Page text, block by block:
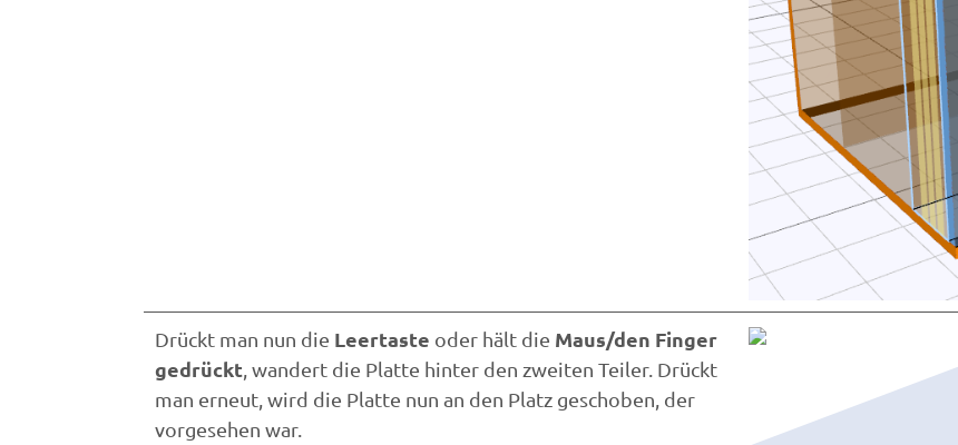
Drückt man nun die Leertaste oder hält die Maus/den Finger
gedrückt , wandert die Platte hinter den zweiten Teiler. Drückt
man erneut, wird die Platte nun an den Platz geschoben, der
vorgesehen war.